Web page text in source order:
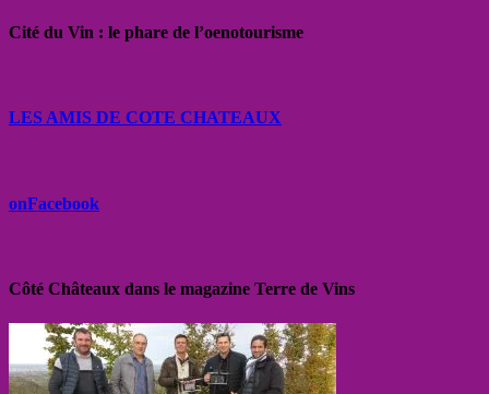
Cité du Vin : le phare de l’oenotourisme
LES AMIS DE COTE CHATEAUX
onFacebook
Côté Châteaux dans le magazine Terre de Vins